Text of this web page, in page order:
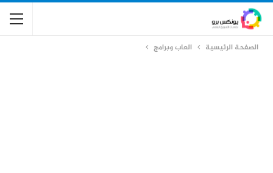
الصفحة الرئيسية العاب وبرامج